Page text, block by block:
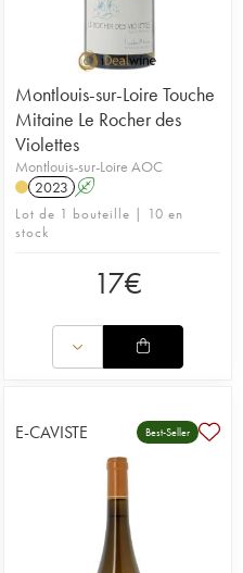
Montlouis-sur-Loire Touche
Mitaine Le Rocher des
Violettes
Montlouis-sur-Loire AOC
2023 A
Lot de 1 bouteille | 10 en
stock
17€
E-CAVISTE Best-Seller